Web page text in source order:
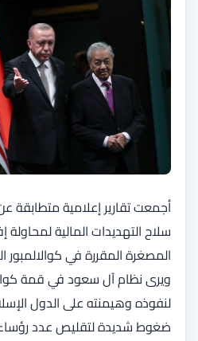
أجمعت تقارير إعلامية
سلاح التهديدات المالية
المصغرة المقررة في كوالالمبور
ويرى نظام آل سعود في قمة
لنفوذه وهيمنته على الدول
ضغوط شديدة لتقليص عدد